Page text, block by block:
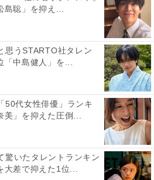
聡」を抑え...
思うSTARTO社タレン
「中島健人」を...
50代女性俳優」ランキ
」を抑えた圧倒...
驚いたタレントランキン
差で抑えた1位...